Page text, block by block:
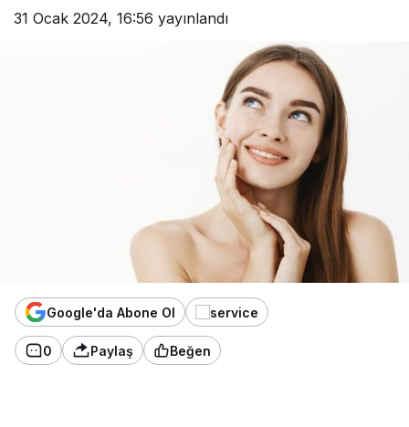
31 Ocak 2024, 16:56 yayınlandı
Google'da Abone Ol
0 Paylaş Beğen